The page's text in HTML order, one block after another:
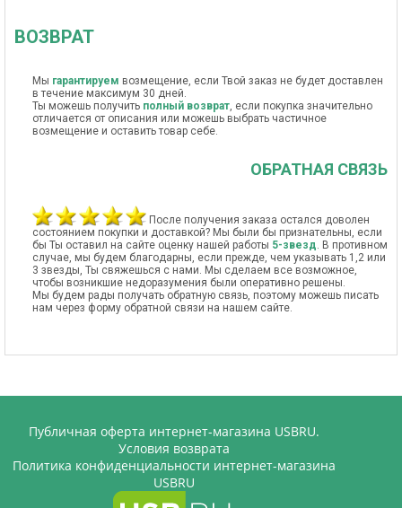
ВОЗВРАТ
Мы гарантируем возмещение, если Твой заказ не будет доставлен
в течение максимум 30 дней.
Ты можешь получить полный возврат, если покупка значительно
отличается от описания или можешь выбрать частичное
возмещение и оставить товар себе.
ОБРАТНАЯ СВЯЗЬ
После получения заказа остался доволен
состоянием покупки и доставкой? Мы были бы признательны, если
бы Ты оставил на сайте оценку нашей работы 5-звезд. В противном
случае, мы будем благодарны, если прежде, чем указывать 1,2 или
3 звезды, Ты свяжешься с нами. Мы сделаем все возможное,
чтобы возникшие недоразумения были оперативно решены.
Мы будем рады получать обратную связь, поэтому можешь писать
нам через форму обратной связи на нашем сайте.
Публичная оферта интернет-магазина USBRU.
Условия возврата
Политика конфиденциальности интернет-магазина
USBRU